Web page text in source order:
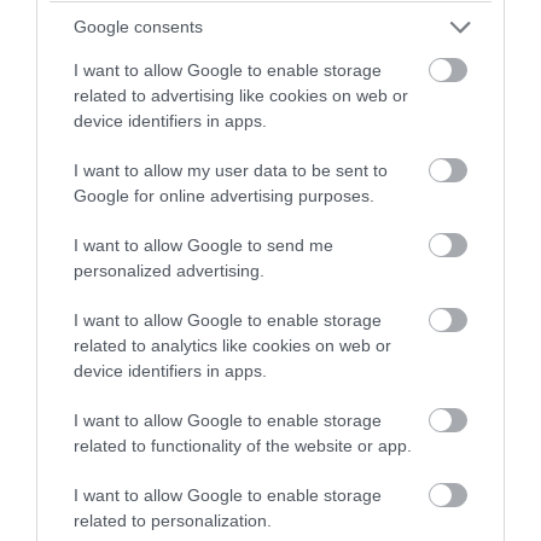
Google consents
I want to allow Google to enable storage
related to advertising like cookies on web or
device identifiers in apps.
I want to allow my user data to be sent to
Google for online advertising purposes.
I want to allow Google to send me
personalized advertising.
I want to allow Google to enable storage
related to analytics like cookies on web or
device identifiers in apps.
I want to allow Google to enable storage
related to functionality of the website or app.
I want to allow Google to enable storage
related to personalization.
Σε κλίμα συγκίνησης η κηδεία του Γιάννη
Βαρβιτσιώτη – Πολιτικοί και πλήθος κόσμου
Μητσοτάκης στο Politico: Η ΕΕ χρειάζεται νέα
εργαλειοποίηση της μετανάστευσης
Μητσοτάκης και Μαρέβα στην όπερα Κάρμεν
σε φεστιβάλ στην Αυστρία
Μητσοτάκης σε Χριστοδουλίδη: Τα τύμπανα
του πολέμου στην ευρύτερη περιοχή μας
ηχούνε πάλι
Ακολουθήστε το evima.gr στοGoogle News